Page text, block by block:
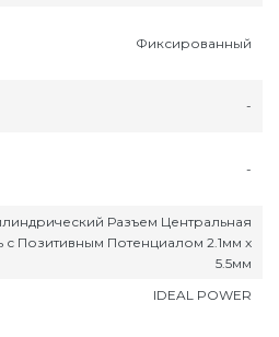
Фиксированный
-
-
Разъем Центральная
с Позитивным Потенциалом 2.1мм x
5.5мм
IDEAL POWER
Пермь
Подольск
Саранск
Саратов